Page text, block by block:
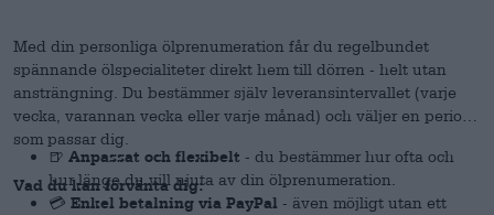
Med din personliga ölprenumeration får du regelbundet
spännande ölspecialiteter direkt hem till dörren - helt utan
ansträngning. Du bestämmer själv leveransintervallet (varje
vecka, varannan vecka eller varje månad) och väljer en period
som passar dig.
Vad du kan förvänta dig:
🍺 Anpassat och flexibelt - du bestämmer hur ofta och
hur länge du vill njuta av din ölprenumeration.
💳 Enkel betalning via PayPal - även möjligt utan ett